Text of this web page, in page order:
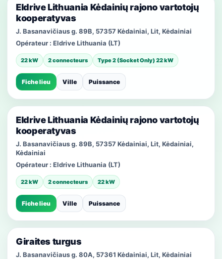
Eldrive Lithuania Kėdainių rajono vartotojų
kooperatyvas
J. Basanavičiaus g. 89B, 57357 Kėdainiai, Lit, Kėdainiai
Opérateur : Eldrive Lithuania (LT)
22 kW 2 connecteurs Type 2 (Socket Only) 22 kW
Fiche lieu Ville Puissance
Eldrive Lithuania Kėdainių rajono vartotojų
kooperatyvas
J. Basanavičiaus g. 89B, 57357 Kėdainiai, Lit, Kėdainiai,
Kėdainiai
Opérateur : Eldrive Lithuania (LT)
22 kW 2 connecteurs 22 kW
Fiche lieu Ville Puissance
Giraites turgus
J. Basanavičiaus g. 80A, 57361 Kėdainiai, Lit, Kėdainiai